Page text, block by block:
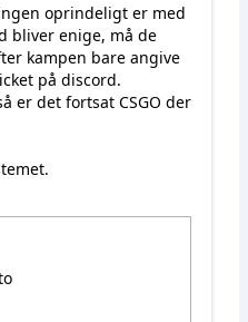
oprindeligt er med
bliver enige, må de
kampen bare angive
på discord.
er det fortsat CSGO der